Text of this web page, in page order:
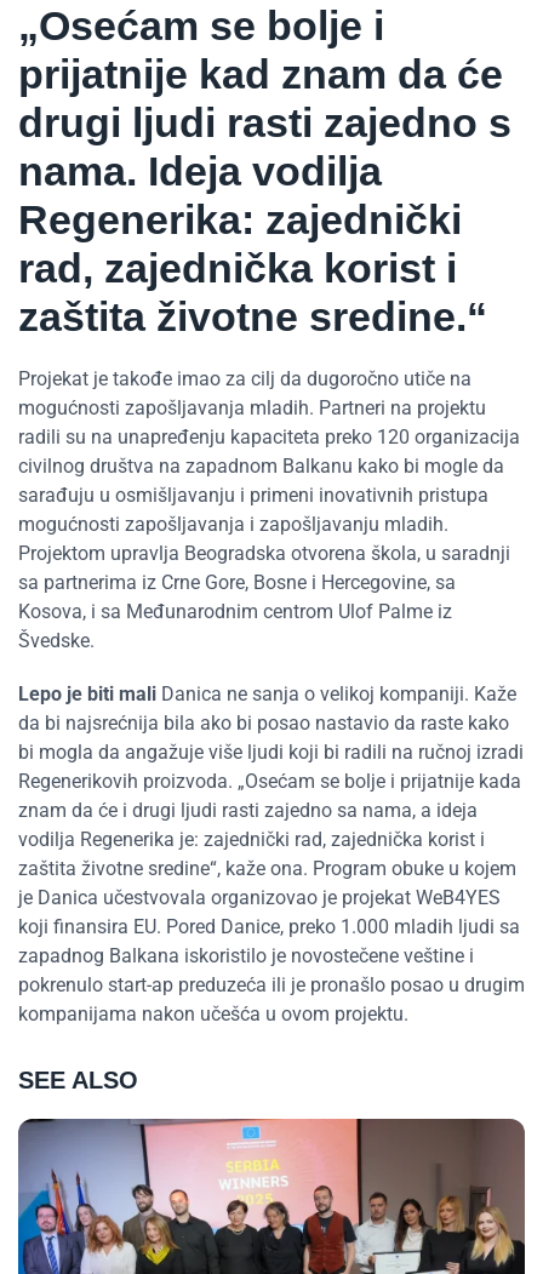
„Osećam se bolje i
prijatnije kad znam da će
drugi ljudi rasti zajedno s
nama. Ideja vodilja
Regenerika: zajednički
rad, zajednička korist i
zaštita životne sredine.“
Projekat je takođe imao za cilj da dugoročno utiče na
mogućnosti zapošljavanja mladih. Partneri na projektu
radili su na unapređenju kapaciteta preko 120 organizacija
civilnog društva na zapadnom Balkanu kako bi mogle da
sarađuju u osmišljavanju i primeni inovativnih pristupa
mogućnosti zapošljavanja i zapošljavanju mladih.
Projektom upravlja Beogradska otvorena škola, u saradnji
sa partnerima iz Crne Gore, Bosne i Hercegovine, sa
Kosova, i sa Međunarodnim centrom Ulof Palme iz
Švedske.
Lepo je biti mali Danica ne sanja o velikoj kompaniji. Kaže
da bi najsrećnija bila ako bi posao nastavio da raste kako
bi mogla da angažuje više ljudi koji bi radili na ručnoj izradi
Regenerikovih proizvoda. „Osećam se bolje i prijatnije kada
znam da će i drugi ljudi rasti zajedno sa nama, a ideja
vodilja Regenerika je: zajednički rad, zajednička korist i
zaštita životne sredine“, kaže ona. Program obuke u kojem
je Danica učestvovala organizovao je projekat WeB4YES
koji finansira EU. Pored Danice, preko 1.000 mladih ljudi sa
zapadnog Balkana iskoristilo je novostečene veštine i
pokrenulo start-ap preduzeća ili je pronašlo posao u drugim
kompanijama nakon učešća u ovom projektu.
SEE ALSO